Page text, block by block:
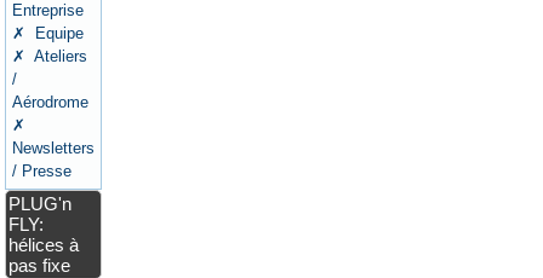
Entreprise
✗ Equipe
✗ Ateliers
/
Aérodrome
✗
Newsletters
/ Presse
PLUG'n
FLY:
hélices à
pas fixe